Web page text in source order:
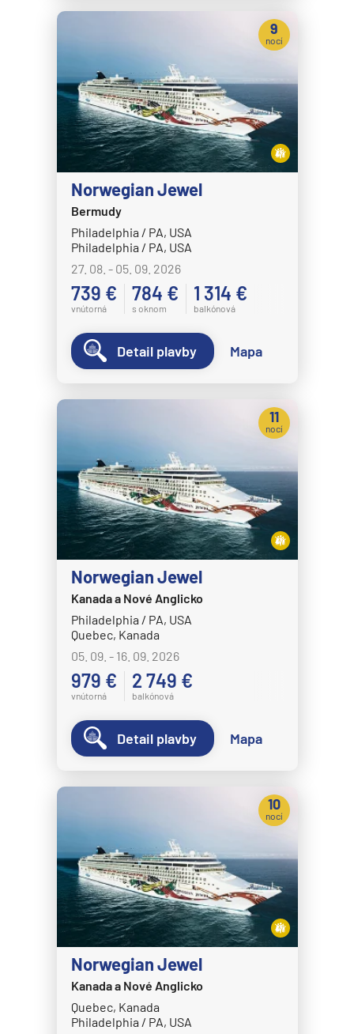
Norwegian Jewel
Bermudy
Philadelphia / PA, USA
Philadelphia / PA, USA
27. 08. - 05. 09. 2026
739 €
vnútorná
784 €
s oknom
1 314 €
balkónová
9
nocí
Detail plavby Mapa
Norwegian Jewel
Kanada a Nové Anglicko
Philadelphia / PA, USA
Quebec, Kanada
05. 09. - 16. 09. 2026
979 €
vnútorná
2 749 €
balkónová
11
nocí
Detail plavby Mapa
Norwegian Jewel
Kanada a Nové Anglicko
Quebec, Kanada
Philadelphia / PA, USA
10
nocí